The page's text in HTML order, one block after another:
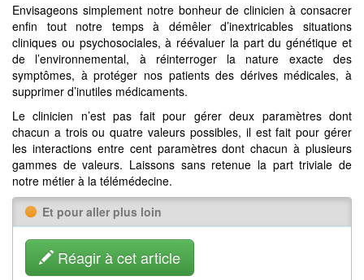
Envisageons simplement notre bonheur de clinicien à consacrer
enfin tout notre temps à démêler d’inextricables situations
cliniques ou psychosociales, à réévaluer la part du génétique et
de l’environnemental, à réinterroger la nature exacte des
symptômes, à protéger nos patients des dérives médicales, à
supprimer d’inutiles médicaments.
Le clinicien n’est pas fait pour gérer deux paramètres dont
chacun a trois ou quatre valeurs possibles, il est fait pour gérer
les interactions entre cent paramètres dont chacun à plusieurs
gammes de valeurs. Laissons sans retenue la part triviale de
notre métier à la télémédecine.
Et pour aller plus loin
Réagir à cet article